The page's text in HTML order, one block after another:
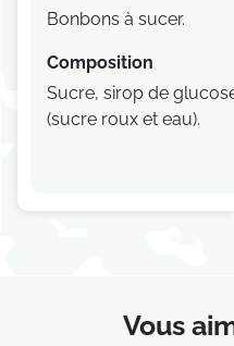
Bonbons à sucer.
Composition
Sucre, sirop de
(sucre roux et eau).
Vous